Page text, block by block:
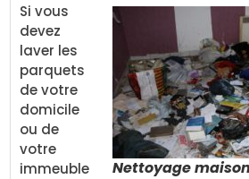
Nettoyage
Si vous
devez
laver les
parquets
de votre
domicile
ou de
votre
immeuble